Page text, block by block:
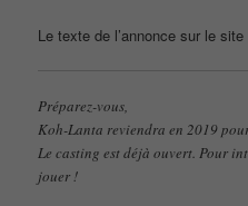
Le texte de l’annonce sur le
Préparez-vous,
Koh-Lanta reviendra en 2019
Le casting est déjà ouvert. Pour
jouer !